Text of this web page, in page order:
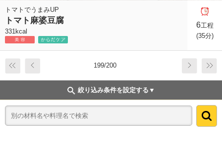
トマトでうまみUP
トマト麻婆豆腐
331kcal
6工程
(35分)
199/200
絞り込み条件を設定する